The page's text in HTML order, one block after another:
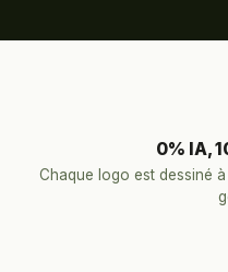
0% IA,
Chaque logo est dessiné